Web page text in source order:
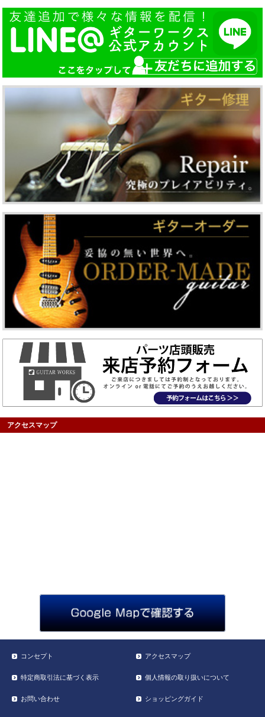
アクセスマップ
コンセプト アクセスマップ
特定商取引法に基づく表示 個人情報の取り扱いについて
お問い合わせ ショッピングガイド